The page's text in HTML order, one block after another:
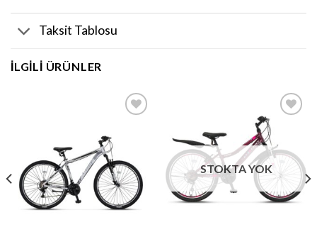
Taksit Tablosu
İLGILI ÜRÜNLER
Favorilere
Ekle
Favorilere
Ekle
STOKTA YOK